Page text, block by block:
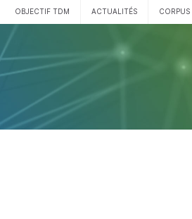
OBJECTIF TDM ACTUALITÉS CORPUS